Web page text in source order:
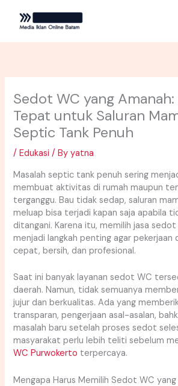
content
Sedot WC yang
Tepat untuk Saluran
Septic Tank Penuh
/Edukasi / Byyatna
Masalah septic tank penuh sering
membuat aktivitas di rumah maupun
terganggu. Bau tidak sedap, saluran
meluap bisa terjadi kapan saja apabila
ditangani. Karena itu, memilih jasa
menjadi langkah penting agar pekerjaan
cepat, bersih, dan profesional.
Saat ini banyak layanan sedot WC
daerah. Namun, tidak semuanya
jujur dan berkualitas. Ada yang
transparan, pengerjaan asal-asalan,
masalah baru setelah proses sedot
masyarakat perlu lebih teliti sebelum
WC Purwokerto terpercaya.
Mengapa Harus Memilih Sedot WC yang